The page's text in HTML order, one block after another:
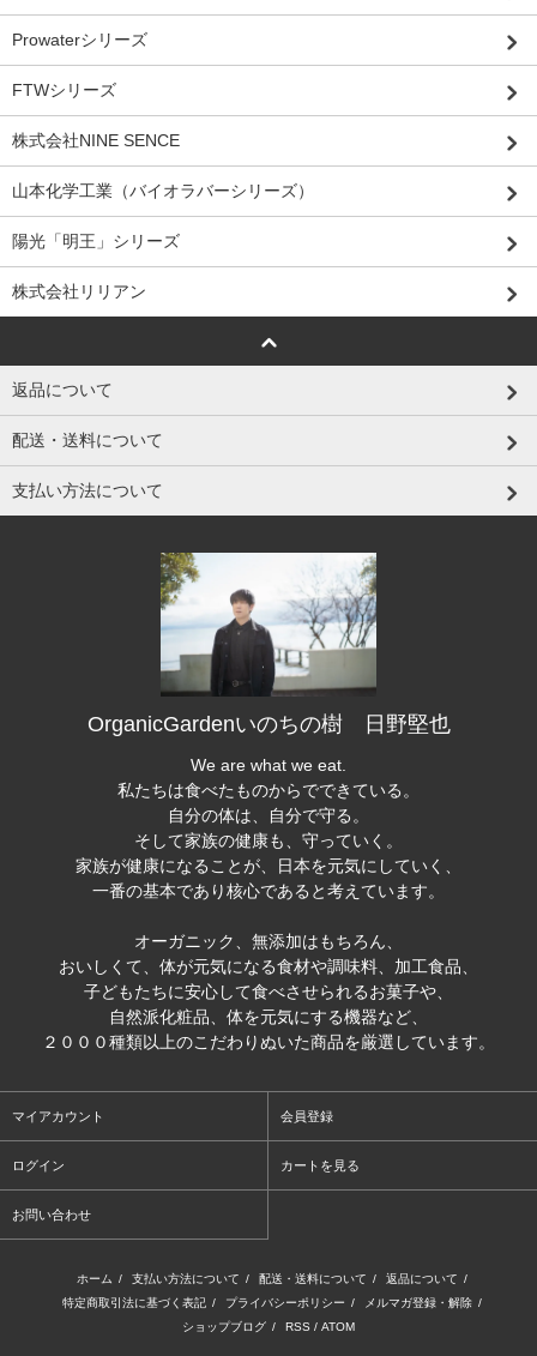
Prowaterシリーズ
FTWシリーズ
株式会社NINE SENCE
山本化学工業（バイオラバーシリーズ）
陽光「明王」シリーズ
株式会社リリアン
返品について
配送・送料について
支払い方法について
OrganicGardenいのちの樹 日野堅也
We are what we eat.
私たちは食べたものからでできている。
自分の体は、自分で守る。
そして家族の健康も、守っていく。
家族が健康になることが、日本を元気にしていく、
一番の基本であり核心であると考えています。
オーガニック、無添加はもちろん、
おいしくて、体が元気になる食材や調味料、加工食品、
子どもたちに安心して食べさせられるお菓子や、
自然派化粧品、体を元気にする機器など、
２０００種類以上のこだわりぬいた商品を厳選しています。
マイアカウント 会員登録
ログイン カートを見る
お問い合わせ
ホーム / 支払い方法について / 配送・送料について / 返品について /
特定商取引法に基づく表記 / プライバシーポリシー / メルマガ登録・解除 /
ショップブログ / RSS / ATOM